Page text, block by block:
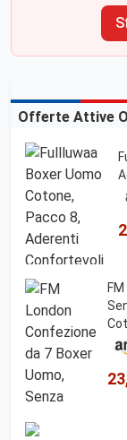
Offerte Attive